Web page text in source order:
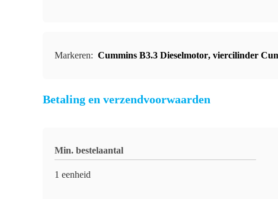
Markeren: Cummins B3.3 Dieselmotor, viercilinder
Betaling en verzendvoorwaarden
Min. bestelaantal
1 eenheid